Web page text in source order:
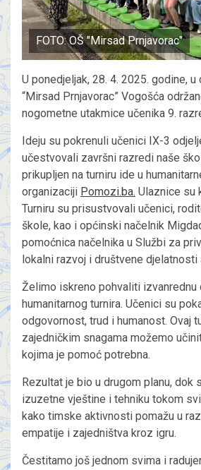
FOTO: OŠ "Mirsad Prnjavorac"
U ponedjeljak, 28. 4. 2025. godine, u
“Mirsad Prnjavorac” Vogošća
nogometne utakmice učenika 9.
Ideju su pokrenuli učenici IX-3
učestvovali završni razredi naše
prikupljen na turniru ide u
organizaciji Pomozi.ba. Ulaznice su
Turniru su prisustvovali učenici,
škole, kao i općinski načelnik
pomoćnica načelnika u Službi za
lokalni razvoj i društvene
Želimo iskreno pohvaliti izvanrednu
humanitarnog turnira. Učenici su
odgovornost, trud i humanost. Ovaj
zajedničkim snagama možemo
kojima je pomoć potrebna.
Rezultat je bio u drugom planu, dok
izuzetne vještine i tehniku tokom
kako timske aktivnosti pomažu u
empatije i zajedništva kroz igru.
Čestitamo još jednom svima i